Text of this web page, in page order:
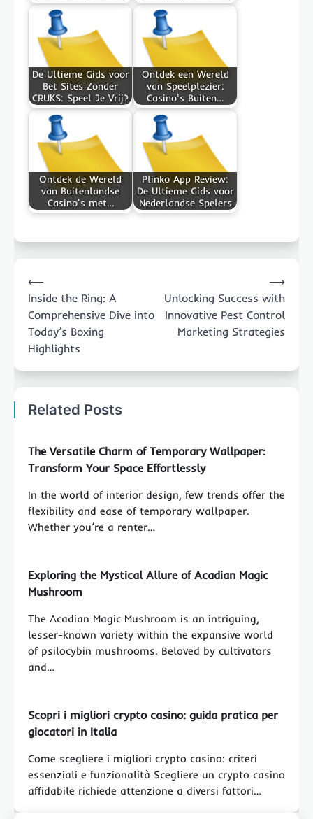
De Ultieme Gids voor
Bet Sites Zonder
CRUKS: Speel Je Vrij?
Ontdek een Wereld
van Speelplezier:
Casino's Buiten…
Ontdek de Wereld
van Buitenlandse
Casino's met…
Plinko App Review:
De Ultieme Gids voor
Nederlandse Spelers
navigation
⟵
Inside the Ring: A
Comprehensive Dive into
Today’s Boxing
Highlights
Unlocking Success with
Innovative Pest Control
Marketing Strategies
⟶
Related Posts
The Versatile Charm of Temporary Wallpaper:
Transform Your Space Effortlessly
In the world of interior design, few trends offer the
flexibility and ease of temporary wallpaper.
Whether you’re a renter…
Exploring the Mystical Allure of Acadian Magic
Mushroom
The Acadian Magic Mushroom is an intriguing,
lesser-known variety within the expansive world
of psilocybin mushrooms. Beloved by cultivators
and…
Scopri i migliori crypto casino: guida pratica per
giocatori in Italia
Come scegliere i migliori crypto casino: criteri
essenziali e funzionalità Scegliere un crypto casino
affidabile richiede attenzione a diversi fattori…